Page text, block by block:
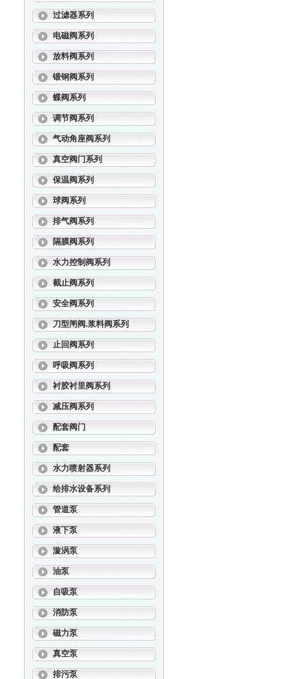
过滤器系列
电磁阀系列
放料阀系列
锻钢阀系列
蝶阀系列
调节阀系列
气动角座阀系列
真空阀门系列
保温阀系列
球阀系列
排气阀系列
隔膜阀系列
水力控制阀系列
截止阀系列
安全阀系列
刀型闸阀.浆料阀系列
止回阀系列
呼吸阀系列
衬胶衬里阀系列
减压阀系列
配套阀门
配套
水力喷射器系列
给排水设备系列
管道泵
液下泵
漩涡泵
油泵
自吸泵
消防泵
磁力泵
真空泵
排污泵